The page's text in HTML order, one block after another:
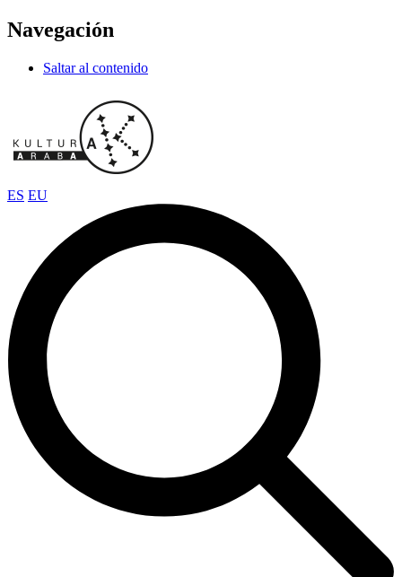
Navegación
Saltar al contenido
ES EU